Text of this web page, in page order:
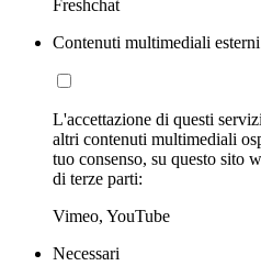
Freshchat
Contenuti multimediali esterni
L'accettazione di questi
altri contenuti multimediali
tuo consenso, su questo sito
di terze parti:
Vimeo, YouTube
Necessari